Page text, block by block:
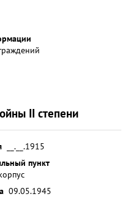
II степени
__.__.1915
пункт
09.05.1945